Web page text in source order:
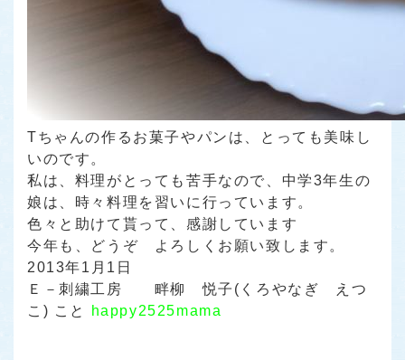
Tちゃんの作るお菓子やパンは、とっても美味し
いのです。
私は、料理がとっても苦手なので、中学3年生の
娘は、時々料理を習いに行っています。
色々と助けて貰って、感謝しています
今年も、どうぞ よろしくお願い致します。
2013年1月1日
Ｅ－刺繍工房 畔柳 悦子(くろやなぎ えつ
こ) こと
happy2525mama